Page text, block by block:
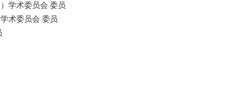
学术委员会 委员
术委员会 委员